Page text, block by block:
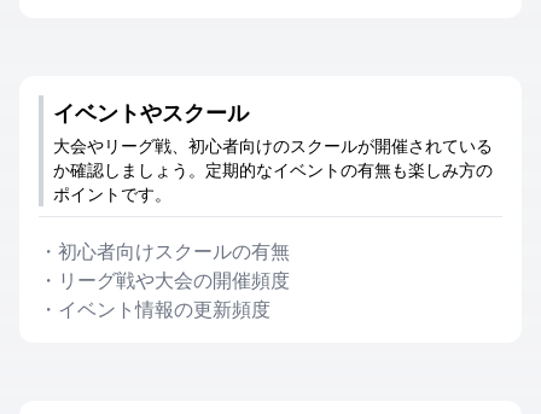
イベントやスクール
大会やリーグ戦、初心者向けのスクールが開催されている
か確認しましょう。定期的なイベントの有無も楽しみ方の
ポイントです。
・ 初心者向けスクールの有無
・ リーグ戦や大会の開催頻度
・ イベント情報の更新頻度